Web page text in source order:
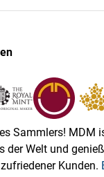
Sammlers! MDM
der Welt und
Kunden.